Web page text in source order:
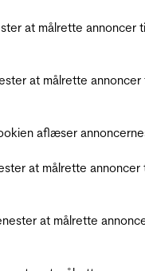
at målrette
at målrette
aflæser
at målrette
at målrette